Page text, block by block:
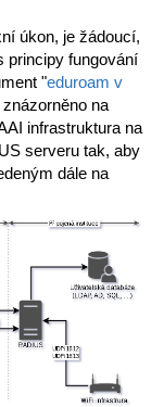
úkon, je žádoucí,
principy fungování
"eduroam v
na
infrastruktura na
serveru tak, aby
dále na